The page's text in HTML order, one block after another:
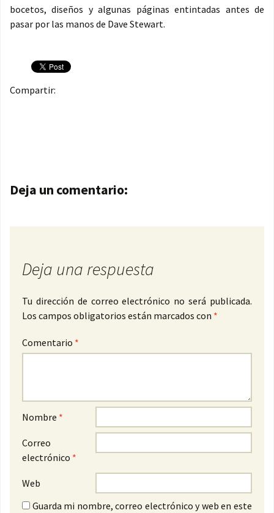
bocetos, diseños y algunas páginas entintadas antes de
pasar por las manos de Dave Stewart.
Compartir:
Navegación de entradas
Deja un comentario:
Deja una respuesta
Tu dirección de correo electrónico no será publicada.
Los campos obligatorios están marcados con *
Comentario *
Nombre *
Correo
electrónico *
Web
Guarda mi nombre, correo electrónico y web en este